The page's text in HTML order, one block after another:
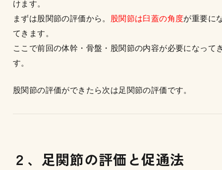
けます。
まずは股関節の評価から。
股関節は臼蓋の角度が重要に
てきます。
ここで前回の体幹・骨盤・股関節の内容が必要になって
す。
股関節の評価ができたら次は足関節の評価です。
２、足関節の評価と促通法